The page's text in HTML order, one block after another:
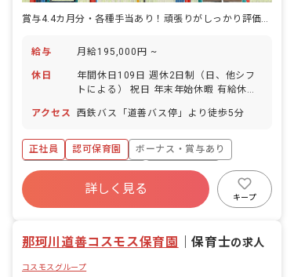
賞与4.4カ月分・各種手当あり！頑張りがしっかり評価される職場です
給与 月給195,000円 ~
休日
年間休日109日 週休2日制（日、他シフ
トによる） 祝日 年末年始休暇 有給休暇
アクセス
西鉄バス「道善バス停」より徒歩5分
正社員 認可保育園
ボーナス・賞与あり
寮・住宅・家賃補助あり
社会保険完備
福利厚生充実
退職金制度
詳しく見る
キープ
那珂川道善コスモス保育園 ｜保育士の求人
コスモスグループ